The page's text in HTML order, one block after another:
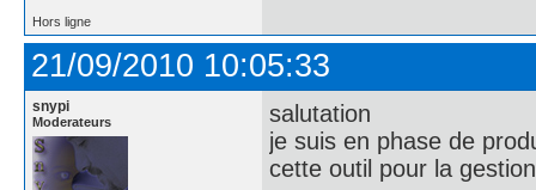
Hors ligne
21/09/2010 10:05:33
snypi
Moderateurs
salutation
je suis en phase de
cette outil pour la